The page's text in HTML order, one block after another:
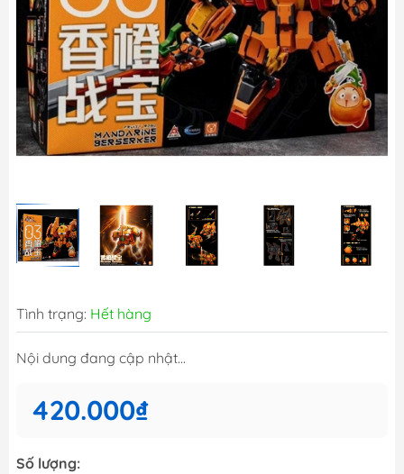
Tình trạng: Hết hàng
Nội dung đang cập nhật...
420.000₫
Số lượng: